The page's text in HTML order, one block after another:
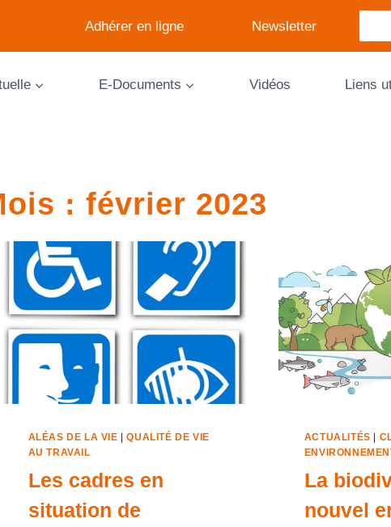
Adhérer en ligne Newsletter
E-Documents Vidéos Liens
: février 2023
ALÉAS DE LA VIE |QUALITÉ DE VIE
AU TRAVAIL
Les cadres en
situation de
ACTUALITÉS |
La
nouvel